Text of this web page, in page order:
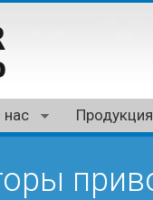
нас Продукция